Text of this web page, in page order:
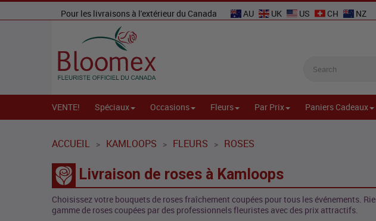
Pour les livraisons à l'extérieur du Canada AU UK US CH NZ
VENTE! Spéciaux Occasions Fleurs Par Prix Paniers Cadeaux
ACCUEIL > KAMLOOPS > FLEURS > ROSES
Livraison de roses à Kamloops
Choisissez votre bouquets de roses fraîchement coupées pour tous les événements.
gamme de roses coupées par des professionnels fleuristes avec des prix attractifs.